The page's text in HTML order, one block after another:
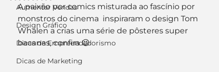
Aumentar Vendas
Design Gráfico
Dicas de Empreendedorismo
Dicas de Marketing
A paixão por comics misturada ao fascínio por
monstros do cinema  inspiraram o design Tom
Whalen a crias uma série de pôsteres super
bacanas, confira 😉